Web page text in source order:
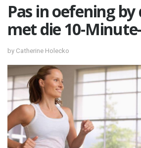
Pas in oefening by
met die 10-
by Catherine Holecko